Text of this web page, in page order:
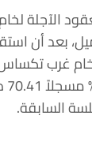
للبرميل، بعد
خام غرب